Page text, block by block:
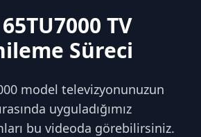
TV
Süreci
model televizyonunuzun
uyguladığımız
bu videoda görebilirsiniz.